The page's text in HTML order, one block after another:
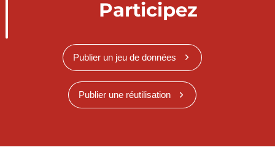
Participez
Publier un jeu de données
Publier une réutilisation